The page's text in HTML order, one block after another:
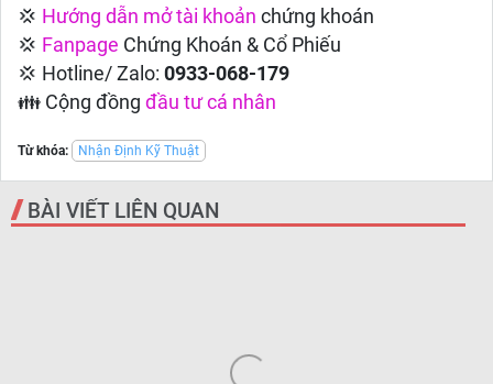
💢 Hướng dẫn mở tài khoản chứng khoán
💢 Fanpage Chứng Khoán & Cổ Phiếu
💢 Hotline/ Zalo: 0933-068-179
👪 Cộng đồng đầu tư cá nhân
Từ khóa: Nhận Định Kỹ Thuật
BÀI VIẾT LIÊN QUAN